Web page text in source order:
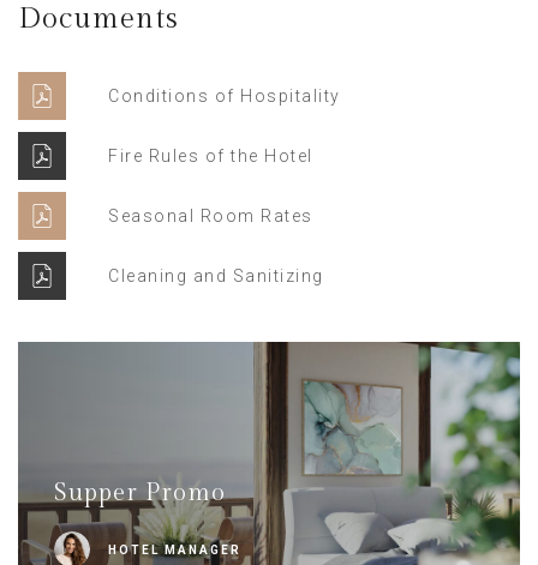
Documents
Conditions of Hospitality
Fire Rules of the Hotel
Seasonal Room Rates
Cleaning and Sanitizing
Supper Promo
HOTEL MANAGER